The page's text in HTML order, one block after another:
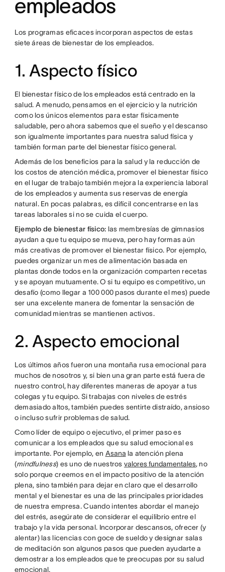
empleados
Los programas eficaces incorporan aspectos de estas
siete áreas de bienestar de los empleados.
1. Aspecto físico
El bienestar físico de los empleados está centrado en la
salud. A menudo, pensamos en el ejercicio y la nutrición
como los únicos elementos para estar físicamente
saludable, pero ahora sabemos que el sueño y el descanso
son igualmente importantes para nuestra salud física y
también forman parte del bienestar físico general.
Además de los beneficios para la salud y la reducción de
los costos de atención médica, promover el bienestar físico
en el lugar de trabajo también mejora la experiencia laboral
de los empleados y aumenta sus reservas de energía
natural. En pocas palabras, es difícil concentrarse en las
tareas laborales si no se cuida el cuerpo.
Ejemplo de bienestar físico: las membresías de gimnasios
ayudan a que tu equipo se mueva, pero hay formas aún
más creativas de promover el bienestar físico. Por ejemplo,
puedes organizar un mes de alimentación basada en
plantas donde todos en la organización comparten recetas
y se apoyan mutuamente. O si tu equipo es competitivo, un
desafío (como llegar a 100 000 pasos durante el mes) puede
ser una excelente manera de fomentar la sensación de
comunidad mientras se mantienen activos.
2. Aspecto emocional
Los últimos años fueron una montaña rusa emocional para
muchos de nosotros y, si bien una gran parte está fuera de
nuestro control, hay diferentes maneras de apoyar a tus
colegas y tu equipo. Si trabajas con niveles de estrés
demasiado altos, también puedes sentirte distraído, ansioso
o incluso sufrir problemas de salud.
Como líder de equipo o ejecutivo, el primer paso es
comunicar a los empleados que su salud emocional es
importante. Por ejemplo, en Asana la atención plena
(mindfulness) es uno de nuestros valores fundamentales, no
solo porque creemos en el impacto positivo de la atención
plena, sino también para dejar en claro que el desarrollo
mental y el bienestar es una de las principales prioridades
de nuestra empresa. Cuando intentes abordar el manejo
del estrés, asegúrate de considerar el equilibrio entre el
trabajo y la vida personal. Incorporar descansos, ofrecer (y
alentar) las licencias con goce de sueldo y designar salas
de meditación son algunos pasos que pueden ayudarte a
demostrar a los empleados que te preocupas por su salud
emocional.